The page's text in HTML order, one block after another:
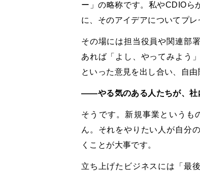
ー」の略称です。私やCDIOら
に、そのアイデアについてプ
その場には担当役員や関連部
あれば「よし、やってみよう
といった意見を出し合い、自
――やる気のある人たちが、社
そうです。新規事業というも
ん。それをやりたい人が自分
くことが大事です。
立ち上げたビジネスには「最